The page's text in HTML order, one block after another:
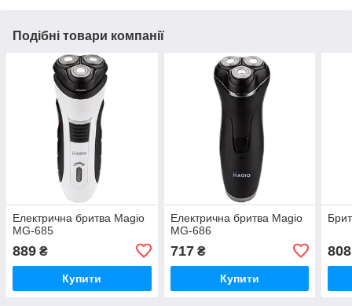
Подібні товари компанії
Електрична бритва Magio
MG-685
889 ₴
Купити
Електрична бритва Magio
MG-686
717₴
Купити
808